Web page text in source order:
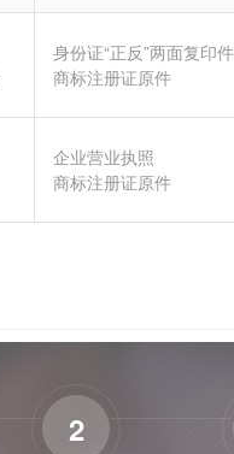
身份证“正反”两面复印件
商标注册证原件
企业营业执照
商标注册证原件
2